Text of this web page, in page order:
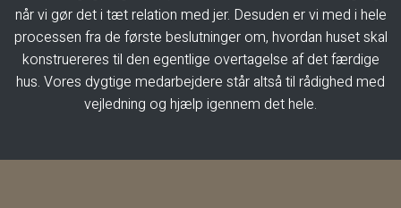
når vi gør det i tæt relation med jer. Desuden er vi med i hele
processen fra de første beslutninger om, hvordan huset skal
konstruereres til den egentlige overtagelse af det færdige
hus. Vores dygtige medarbejdere står altså til rådighed med
vejledning og hjælp igennem det hele.​